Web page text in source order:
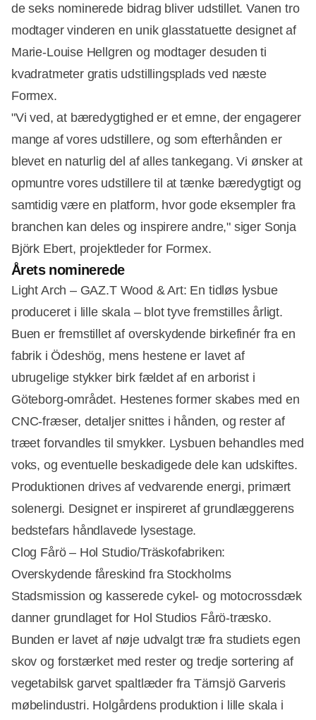
de seks nominerede bidrag bliver udstillet. Vanen tro
modtager vinderen en unik glasstatuette designet af
Marie-Louise Hellgren og modtager desuden ti
kvadratmeter gratis udstillingsplads ved næste
Formex.
"Vi ved, at bæredygtighed er et emne, der engagerer
mange af vores udstillere, og som efterhånden er
blevet en naturlig del af alles tankegang. Vi ønsker at
opmuntre vores udstillere til at tænke bæredygtigt og
samtidig være en platform, hvor gode eksempler fra
branchen kan deles og inspirere andre," siger Sonja
Björk Ebert, projektleder for Formex.
Årets nominerede
Light Arch – GAZ.T Wood & Art: En tidløs lysbue
produceret i lille skala – blot tyve fremstilles årligt.
Buen er fremstillet af overskydende birkefinér fra en
fabrik i Ödeshög, mens hestene er lavet af
ubrugelige stykker birk fældet af en arborist i
Göteborg-området. Hestenes former skabes med en
CNC-fræser, detaljer snittes i hånden, og rester af
træet forvandles til smykker. Lysbuen behandles med
voks, og eventuelle beskadigede dele kan udskiftes.
Produktionen drives af vedvarende energi, primært
solenergi. Designet er inspireret af grundlæggerens
bedstefars håndlavede lysestage.
Clog Fårö – Hol Studio/Träskofabriken:
Overskydende fåreskind fra Stockholms
Stadsmission og kasserede cykel- og motocrossdæk
danner grundlaget for Hol Studios Fårö-træsko.
Bunden er lavet af nøje udvalgt træ fra studiets egen
skov og forstærket med rester og tredje sortering af
vegetabilsk garvet spaltlæder fra Tärnsjö Garveris
møbelindustri. Holgårdens produktion i lille skala i